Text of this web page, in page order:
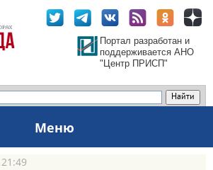
Портал разработан и
поддерживается АНО
"Центр ПРИСП"
Меню